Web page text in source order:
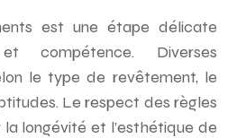
est une étape délicate
compétence. Diverses
le type de revêtement, le
Le respect des règles
longévité et l’esthétique de